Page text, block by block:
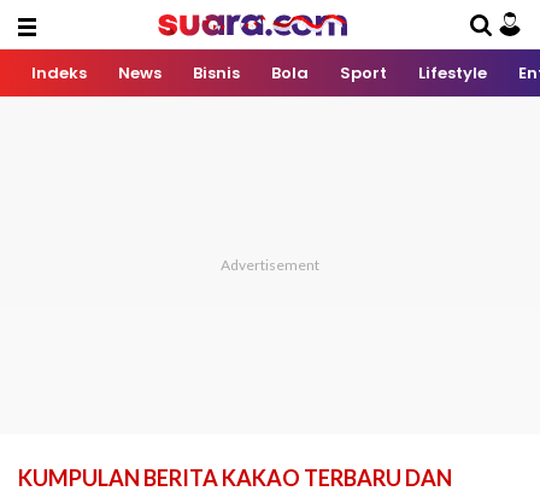
Indeks News Bisnis Bola Sport Lifestyle
KUMPULAN BERITA KAKAO TERBARU DAN